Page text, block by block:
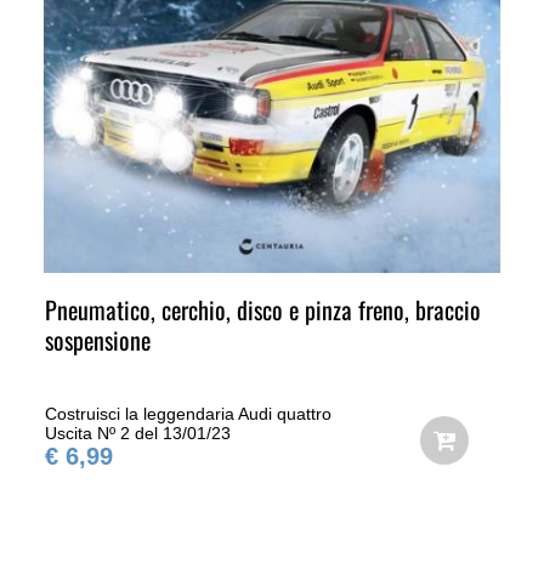
Pneumatico, cerchio, disco e pinza freno, braccio
sospensione
Costruisci la leggendaria Audi quattro
Uscita Nº 2 del 13/01/23
€ 6,99